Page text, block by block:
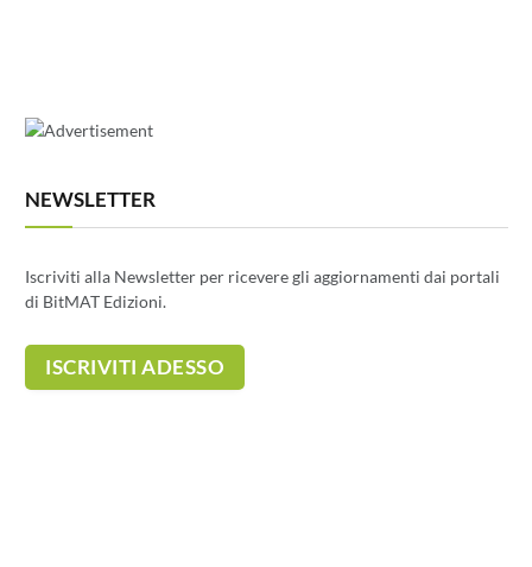
NEWSLETTER
Iscriviti alla Newsletter per ricevere gli aggiornamenti dai portali
di BitMAT Edizioni.